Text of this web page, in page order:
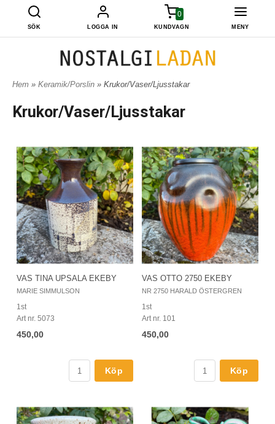
SÖK LOGGA IN
0
KUNDVAGN MENY
Hem » Keramik/Porslin » Krukor/Vaser/Ljusstakar
Krukor/Vaser/Ljusstakar
VAS TINA UPSALA EKEBY
MARIE SIMMULSON
1st
Art nr. 5073
450,00
Köp
VAS OTTO 2750 EKEBY
NR 2750 HARALD ÖSTERGREN
1st
Art nr. 101
450,00
Köp